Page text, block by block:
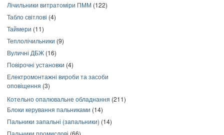
Лічильники витратоміри ПММ (122)
Табло світлові (4)
Таймери (11)
Теплолічильники (9)
Вуличні ДБЖ (16)
Повірочні установки (4)
Електромонтажні вироби та засоби
оповіщення (3)
Котельно опалювальне обладнання (211)
Блоки керування пальниками (14)
Пальники запальні (запальники) (14)
Пальники промислові (66)